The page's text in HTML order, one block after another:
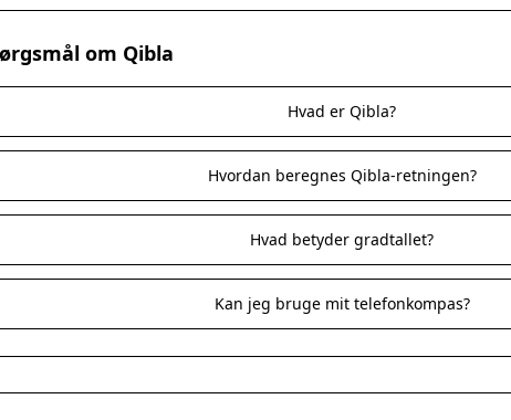
om Qibla
Hvad er Qibla?
Hvordan beregnes Qibla-retningen?
Hvad betyder gradtallet?
Kan jeg bruge mit telefonkompas?